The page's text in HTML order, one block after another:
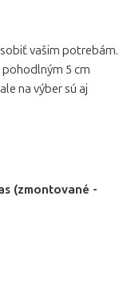
vašim potrebám.
pohodlným 5 cm
na výber sú aj
(zmontované -